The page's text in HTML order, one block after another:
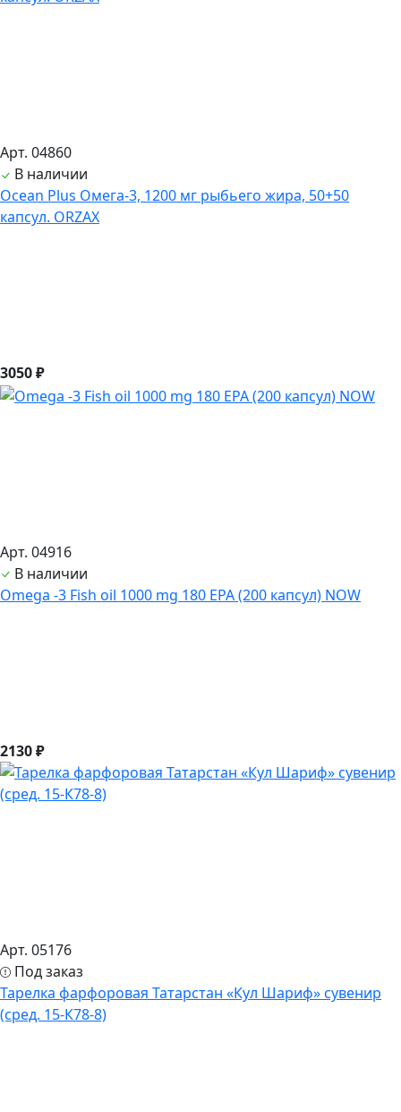
Арт. 04860
В наличии
Ocean Plus Омега-3, 1200 мг рыбьего жира, 50+50
капсул. ORZAX
3050 ₽
Арт. 04916
В наличии
Оmega -3 Fish oil 1000 mg 180 EPA (200 капсул) NOW
2130 ₽
Арт. 05176
Под заказ
Тарелка фарфоровая Татарстан «Кул Шариф» сувенир
(сред. 15-К78-8)